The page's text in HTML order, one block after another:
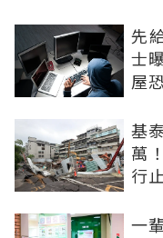
先
士
屋
基
萬
行
一